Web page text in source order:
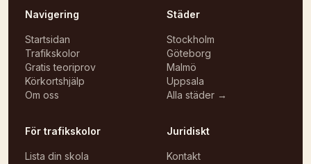
Navigering
Startsidan
Trafikskolor
Gratis teoriprov
Körkortshjälp
Om oss
Städer
Stockholm
Göteborg
Malmö
Uppsala
Alla städer →
För trafikskolor
Lista din skola
Juridiskt
Kontakt